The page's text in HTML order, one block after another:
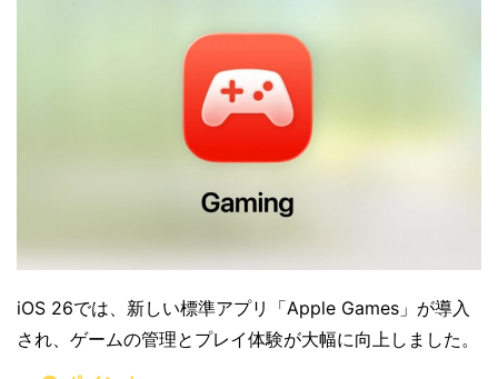
iOS 26では、新しい標準アプリ「Apple Games」が導入
され、ゲームの管理とプレイ体験が大幅に向上しました。